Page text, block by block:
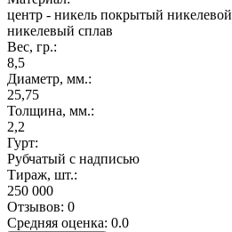
центр - никель покрытый
никелевый сплав
Вес, гр.:
8,5
Диаметр, мм.:
25,75
Толщина, мм.:
2,2
Гурт:
Рубчатый с надписью
Тираж, шт.:
250 000
Отзывов: 0
Средняя оценка: 0.0